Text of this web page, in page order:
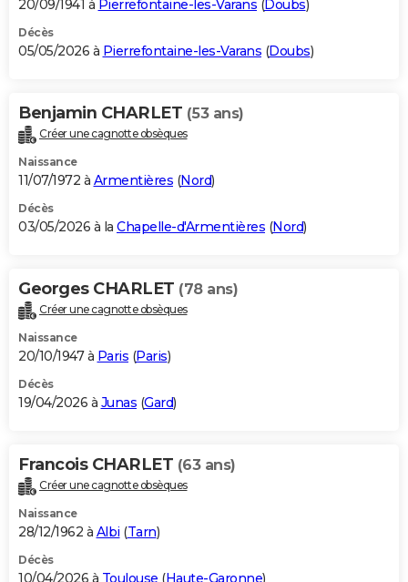
20/09/1941 à Pierrefontaine-les-Varans (Doubs)
Décès
05/05/2026 à Pierrefontaine-les-Varans (Doubs)
Benjamin CHARLET (53 ans)
Créer une cagnotte obsèques
Naissance
11/07/1972 à Armentières (Nord)
Décès
03/05/2026 à la Chapelle-d'Armentières (Nord)
Georges CHARLET (78 ans)
Créer une cagnotte obsèques
Naissance
20/10/1947 à Paris (Paris)
Décès
19/04/2026 à Junas (Gard)
Francois CHARLET (63 ans)
Créer une cagnotte obsèques
Naissance
28/12/1962 à Albi (Tarn)
Décès
10/04/2026 à Toulouse (Haute-Garonne)